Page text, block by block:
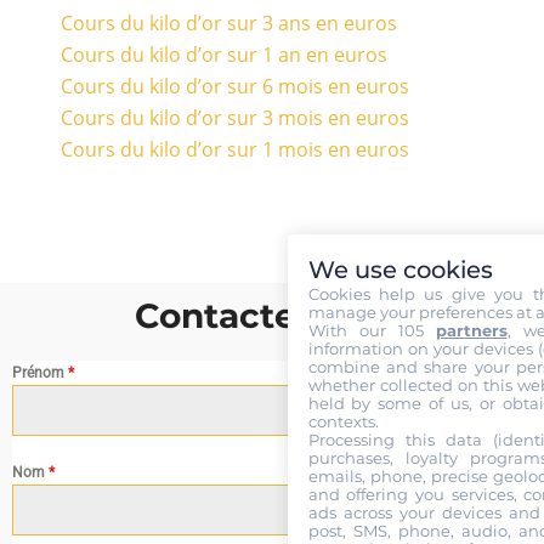
Cours du kilo d’or sur 3 ans en euros
Cours du kilo d’or sur 1 an en euros
Cours du kilo d’or sur 6 mois en euros
Cours du kilo d’or sur 3 mois en euros
Cours du kilo d’or sur 1 mois en euros
Contactez nous
Prénom *
Nom *
We use cookies
Cookies help us give you
manage your preferences at
With our 105 partners,
information on your devices
combine and share your
whether collected on this
held by some of us, or
contexts.
Processing this data
purchases, loyalty
emails, phone, precise
and offering you services,
ads across your devices
post, SMS, phone, audio,